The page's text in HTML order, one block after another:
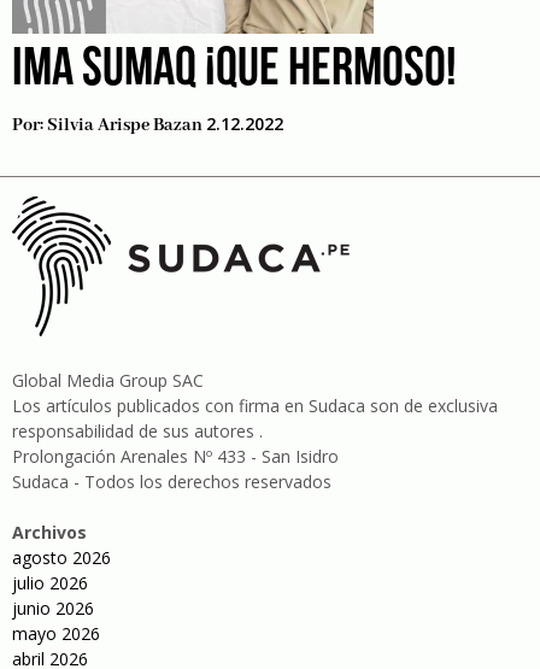
IMA SUMAQ ¡QUE HERMOSO!
Por:Silvia Arispe Bazan 2.12.2022
Global Media Group SAC
Los artículos publicados con firma en Sudaca son de exclusiva
responsabilidad de sus autores .
Prolongación Arenales Nº 433 - San Isidro
Sudaca - Todos los derechos reservados
Archivos
agosto 2026
julio 2026
junio 2026
mayo 2026
abril 2026